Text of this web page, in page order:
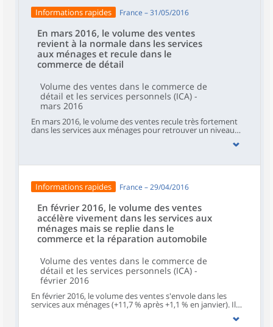
après -8,5 %).
Informations rapides France – 31/05/2016
En mars 2016, le volume des ventes
revient à la normale dans les services
aux ménages et recule dans le
commerce de détail
Volume des ventes dans le commerce de
détail et les services personnels (ICA) -
mars 2016
En mars 2016, le volume des ventes recule très fortement
dans les services aux ménages pour retrouver un niveau
proche de celui de janvier après l’envolée exceptionnelle de
février liée à l’ouverture de la billetterie de l’Euro (−10,0 %
détail hors automobiles et motocycles (−0,3 %, après +0,4
réparation d’automobiles et de motocycles (+0,5 %, après
−1,3 %) et augmente de nouveau dans l’hébergement et
Informations rapides France – 29/04/2016
En février 2016, le volume des ventes
accélère vivement dans les services aux
ménages mais se replie dans le
commerce et la réparation automobile
Volume des ventes dans le commerce de
détail et les services personnels (ICA) -
février 2016
En février 2016, le volume des ventes s'envole dans les
services aux ménages (+11,7 % après +1,1 % en janvier). Il
augmente légèrement dans le commerce de détail hors